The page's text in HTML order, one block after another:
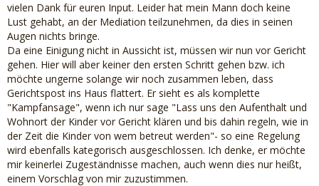
vielen Dank für euren Input. Leider hat mein Mann doch keine
Lust gehabt, an der Mediation teilzunehmen, da dies in seinen
Augen nichts bringe.
Da eine Einigung nicht in Aussicht ist, müssen wir nun vor Gericht
gehen. Hier will aber keiner den ersten Schritt gehen bzw. ich
möchte ungerne solange wir noch zusammen leben, dass
Gerichtspost ins Haus flattert. Er sieht es als komplette
"Kampfansage", wenn ich nur sage "Lass uns den Aufenthalt und
Wohnort der Kinder vor Gericht klären und bis dahin regeln, wie in
der Zeit die Kinder von wem betreut werden"- so eine Regelung
wird ebenfalls kategorisch ausgeschlossen. Ich denke, er möchte
mir keinerlei Zugeständnisse machen, auch wenn dies nur heißt,
einem Vorschlag von mir zuzustimmen.